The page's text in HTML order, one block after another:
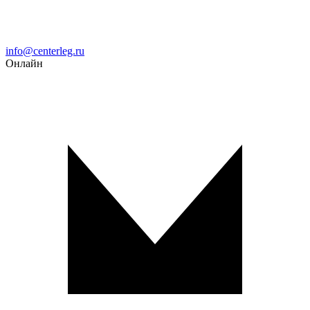
Email
info@centerleg.ru
Онлайн